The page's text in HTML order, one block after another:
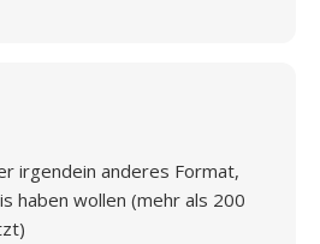
irgendein anderes Format,
haben wollen (mehr als 200